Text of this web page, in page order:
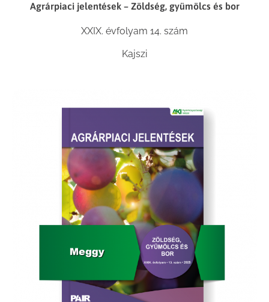
Agrárpiaci jelentések – Zöldség, gyümölcs és bor
XXIX. évfolyam 14. szám
Kajszi